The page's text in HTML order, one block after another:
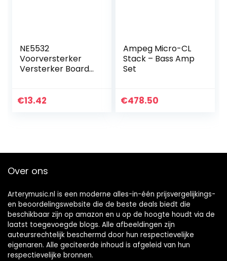
NE5532
Voorversterker
Versterker Board
HIFI OP-AMP
€13.42
Ampeg Micro-CL
Stack – Bass Amp
Set
€478.50
Over ons
Arterymusic.nl is een moderne alles-in-één prijsvergelijkings-
en beoordelingswebsite die de beste deals biedt die
beschikbaar zijn op amazon en u op de hoogte houdt via de
laatst toegevoegde blogs. Alle afbeeldingen zijn
auteursrechtelijk beschermd door hun respectievelijke
eigenaren. Alle geciteerde inhoud is afgeleid van hun
respectievelijke bronnen.